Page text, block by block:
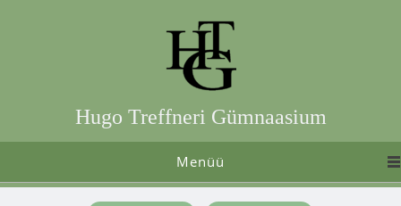
Hugo Treffneri Gümnaasium
Menüü